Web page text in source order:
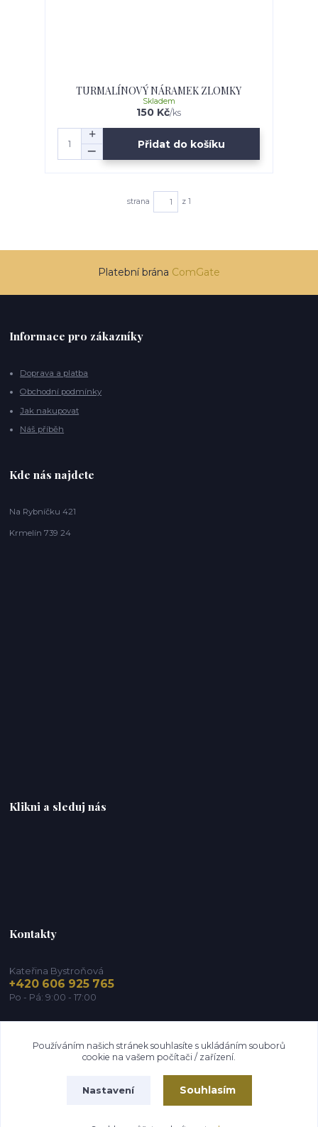
TURMALÍNOVÝ NÁRAMEK ZLOMKY
150 Kč/ks
Skladem
Přidat do košíku
strana z 1
Platební brána ComGate
Informace pro zákazníky
Doprava a platba
Obchodní podmínky
Jak nakupovat
Náš příběh
Kde nás najdete
Na Rybníčku 421
Krmelín 739 24
Klikni a sleduj nás
Kontakty
Kateřina Bystroňová
+420 606 925 765
Po - Pá: 9:00 - 17:00
Používáním našich stránek souhlasíte s ukládáním souborů
cookie na vašem počítači / zařízení.
Nastavení Souhlasím